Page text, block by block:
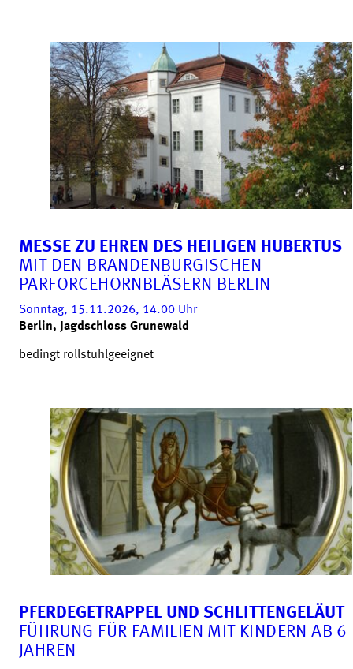
MESSE ZU EHREN DES HEILIGEN HUBERTUS
MIT DEN BRANDENBURGISCHEN
PARFORCEHORNBLÄSERN BERLIN
Sonntag, 15.11.2026, 14.00 Uhr
Berlin, Jagdschloss Grunewald
bedingt rollstuhlgeeignet
PFERDEGETRAPPEL UND SCHLITTENGELÄUT
FÜHRUNG FÜR FAMILIEN MIT KINDERN AB 6
JAHREN